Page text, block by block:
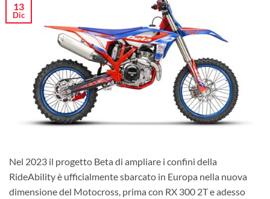
13
Dic
Nel 2023 il progetto Beta di ampliare i confini della
RideAbility è ufficialmente sbarcato in Europa nella nuova
dimensione del Motocross, prima con RX 300 2T e adesso